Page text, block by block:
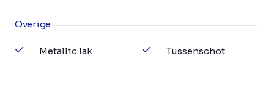
Overige
Metallic lak Tussenschot